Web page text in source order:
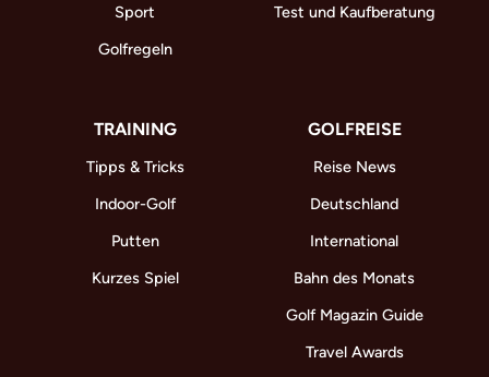
Sport
Golfregeln
Test und Kaufberatung
TRAINING
Tipps & Tricks
Indoor-Golf
Putten
Kurzes Spiel
GOLFREISE
Reise News
Deutschland
International
Bahn des Monats
Golf Magazin Guide
Travel Awards